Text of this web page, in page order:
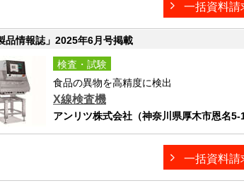
一括資料請
品情報誌」2025年6月号掲載
検査・試験
食品の異物を高精度に検出
X線検査機
アンリツ株式会社（神奈川県厚木市恩名5-
一括資料請